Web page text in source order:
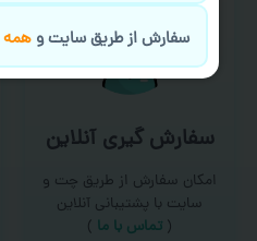
سفارش گیری آنلاین
امکان سفارش از طریق چت و
سایت با پشتیبانی آنلاین
( تماس با ما‌ )
سفارش از طریق سایت وهمه